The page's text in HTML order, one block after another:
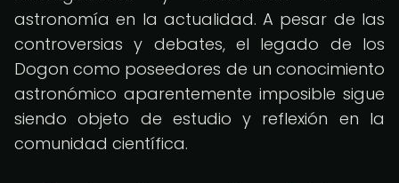
astronomía en la actualidad. A pesar de las
controversias y debates, el legado de los
Dogon como poseedores de un conocimiento
astronómico aparentemente imposible sigue
siendo objeto de estudio y reflexión en la
comunidad científica.